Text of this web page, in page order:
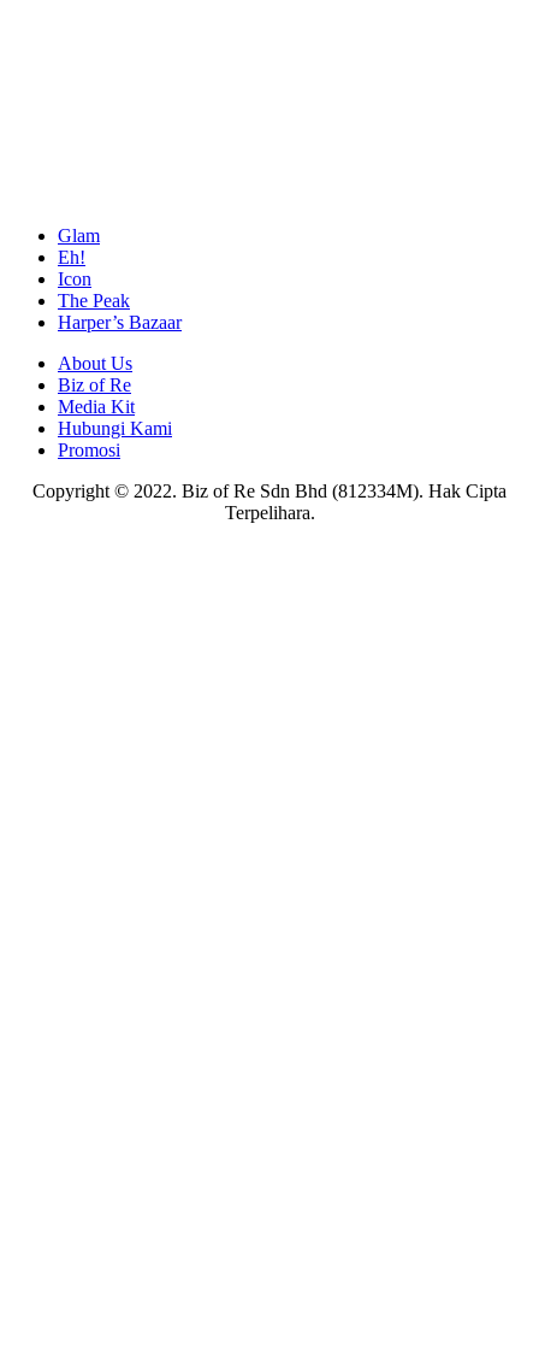
Glam
Eh!
Icon
The Peak
Harper’s Bazaar
About Us
Biz of Re
Media Kit
Hubungi Kami
Promosi
Copyright © 2022. Biz of Re Sdn Bhd (812334M). Hak Cipta
Terpelihara.